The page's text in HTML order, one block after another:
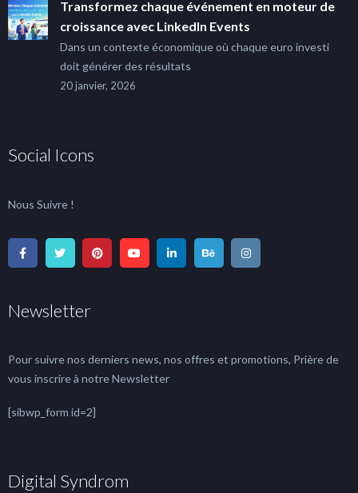
Transformez chaque événement en moteur de
croissance avec LinkedIn Events
Dans un contexte économique où chaque euro investi
doit générer des résultats
20 janvier, 2026
Social Icons
Nous Suivre !
Newsletter
Pour suivre nos derniers news, nos offres et promotions, Prière de
vous inscrire à notre Newsletter
[sibwp_form id=2]
Digital Syndrom